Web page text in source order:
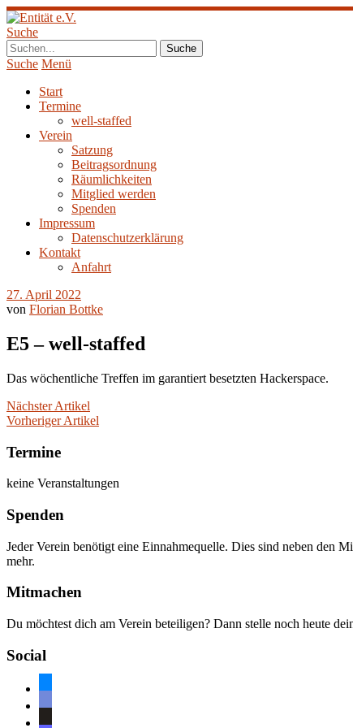
Suche
Suche Menü
Start
Termine
well-staffed
Verein
Satzung
Beitragsordnung
Räumlichkeiten
Mitglied werden
Spenden
Impressum
Datenschutzerklärung
Kontakt
Anfahrt
27. April 2022
von Florian Bottke
E5 – well-staffed
Das wöchentliche Treffen im garantiert besetzten Hackerspace.
Nächster Artikel
Vorheriger Artikel
Termine
keine Veranstaltungen
Spenden
Jeder Verein benötigt eine Einnahmequelle. Dies sind neben den
mehr.
Mitmachen
Du möchtest dich am Verein beteiligen? Dann stelle noch heute
Social